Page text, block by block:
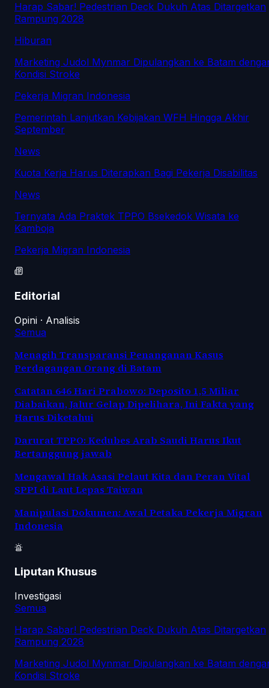
Harap Sabar! Pedestrian Deck Dukuh Atas Ditargetkan
Rampung 2028
Hiburan
Marketing Judol Mynmar Dipulangkan ke Batam
Kondisi Stroke
Pekerja Migran Indonesia
Pemerintah Lanjutkan Kebijakan WFH Hingga Akhir
September
News
Kuota Kerja Harus Diterapkan Bagi Pekerja Disabilitas
News
Ternyata Ada Praktek TPPO Bsekedok Wisata ke
Kamboja
Pekerja Migran Indonesia
Editorial
Opini · Analisis
Semua
Menagih Transparansi Penanganan Kasus
Perdagangan Orang di Batam
Catatan 646 Hari Prabowo: Deposito 1,5 Miliar
Diabaikan, Jalur Gelap Dipelihara, Ini Fakta yang
Harus Diketahui
Darurat TPPO: Kedubes Arab Saudi Harus Ikut
Bertanggung jawab
Mengawal Hak Asasi Pelaut Kita dan Peran Vital
SPPI di Laut Lepas Taiwan
Manipulasi Dokumen: Awal Petaka Pekerja Migran
Indonesia
Liputan Khusus
Investigasi
Semua
Harap Sabar! Pedestrian Deck Dukuh Atas Ditargetkan
Rampung 2028
Marketing Judol Mynmar Dipulangkan ke Batam
Kondisi Stroke